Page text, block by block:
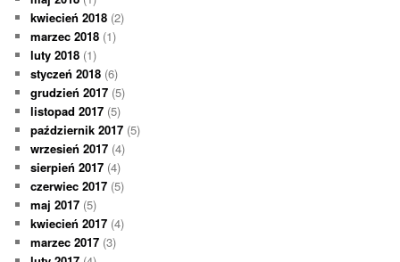
kwiecień 2018 (2)
marzec 2018 (1)
luty 2018 (1)
styczeń 2018 (6)
grudzień 2017 (5)
listopad 2017 (5)
październik 2017 (5)
wrzesień 2017 (4)
sierpień 2017 (4)
czerwiec 2017 (5)
maj 2017 (5)
kwiecień 2017 (4)
marzec 2017 (3)